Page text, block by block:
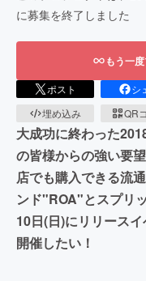
に募集を終了しました
もう一
ポスト シ
埋め込み
QR
大成功に終わった
の皆様からの強い要
店でも購入できる流
ンド"ROA"とスプリ
10日(日)にリリース
開催したい！